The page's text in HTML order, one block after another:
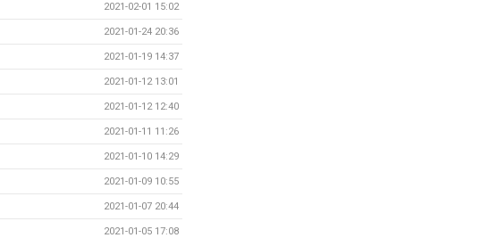
2021-02-01 15:02
2021-01-24 20:36
2021-01-19 14:37
2021-01-12 13:01
2021-01-12 12:40
2021-01-11 11:26
2021-01-10 14:29
2021-01-09 10:55
2021-01-07 20:44
2021-01-05 17:08